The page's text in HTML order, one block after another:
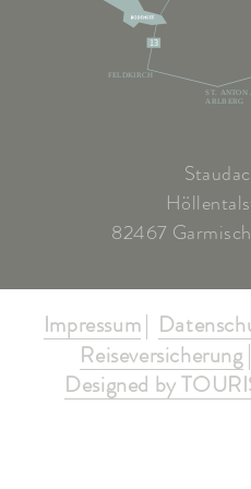
13
ST. ANTON
ARLBERG
FELDKIRCH
82467
Impressum
Reiseversicherung
Designed by